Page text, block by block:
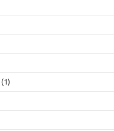
(1)